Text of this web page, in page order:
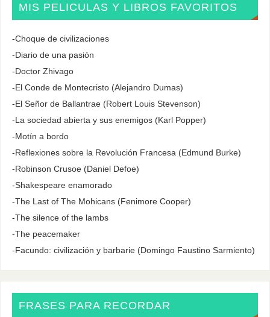
MIS PELICULAS Y LIBROS FAVORITOS
-Choque de civilizaciones
-Diario de una pasión
-Doctor Zhivago
-El Conde de Montecristo (Alejandro Dumas)
-El Señor de Ballantrae (Robert Louis Stevenson)
-La sociedad abierta y sus enemigos (Karl Popper)
-Motín a bordo
-Reflexiones sobre la Revolución Francesa (Edmund Burke)
-Robinson Crusoe (Daniel Defoe)
-Shakespeare enamorado
-The Last of The Mohicans (Fenimore Cooper)
-The silence of the lambs
-The peacemaker
-Facundo: civilización y barbarie (Domingo Faustino Sarmiento)
FRASES PARA RECORDAR